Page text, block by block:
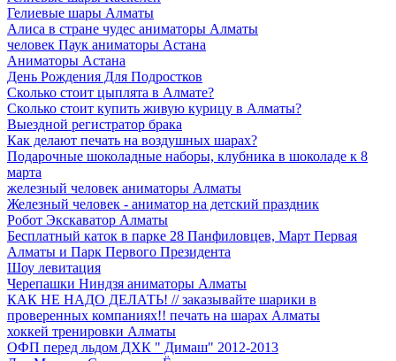
Гелиевые шары Алматы
Алиса в стране чудес аниматоры Алматы
человек Паук аниматоры Астана
Аниматоры Астана
День Рождения Для Подростков
Сколько стоит цыплята в Алмате?
Сколько стоит купить живую курицу в Алматы?
Выездной регистратор брака
Как делают печать на воздушных шарах?
Подарочные шоколадные наборы, клубника в шоколаде к 8
марта
железный человек аниматоры Алматы
Железный человек - аниматор на детский праздник
Робот Экскаватор Алматы
Бесплатный каток в парке 28 Панфиловцев, Март Первая
Алматы и Парк Первого Президента
Шоу левитация
Черепашки Ниндзя аниматоры Алматы
КАК НЕ НАДО ДЕЛАТЬ! // заказывайте шарики в
проверенных компаниях!! печать на шарах Алматы
хоккей тренировки Aлматы
ОФП перед льдом ДХК " Димаш" 2012-2013